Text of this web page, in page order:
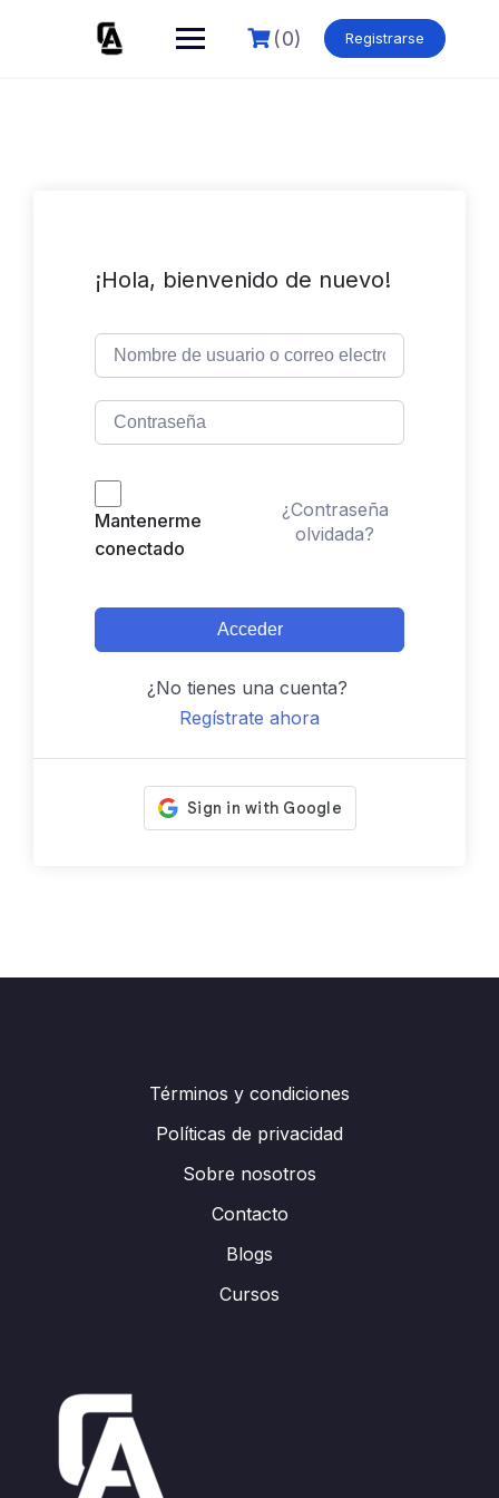
(0) Registrarse
¡Hola, bienvenido de nuevo!
Mantenerme
conectado
¿Contraseña
olvidada?
Acceder
¿No tienes una cuenta?
Regístrate ahora
Términos y condiciones
Políticas de privacidad
Sobre nosotros
Contacto
Blogs
Cursos